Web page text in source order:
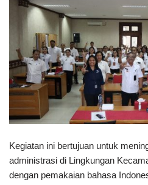
Kegiatan ini bertujuan untuk
administrasi di Lingkungan
dengan pemakaian bahasa